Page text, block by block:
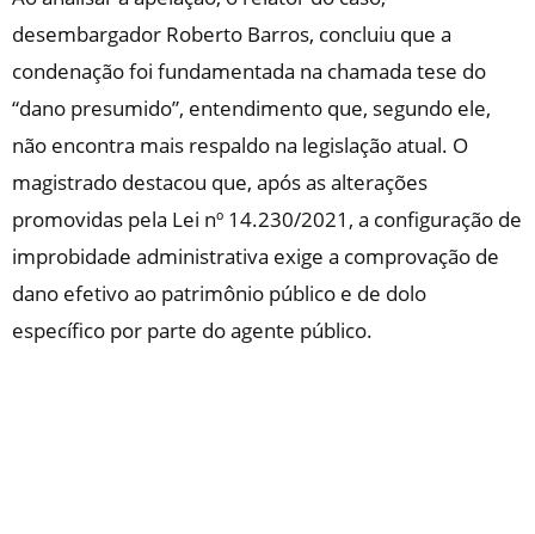
desembargador Roberto Barros, concluiu que a
condenação foi fundamentada na chamada tese do
“dano presumido”, entendimento que, segundo ele,
não encontra mais respaldo na legislação atual. O
magistrado destacou que, após as alterações
promovidas pela Lei nº 14.230/2021, a configuração de
improbidade administrativa exige a comprovação de
dano efetivo ao patrimônio público e de dolo
específico por parte do agente público.